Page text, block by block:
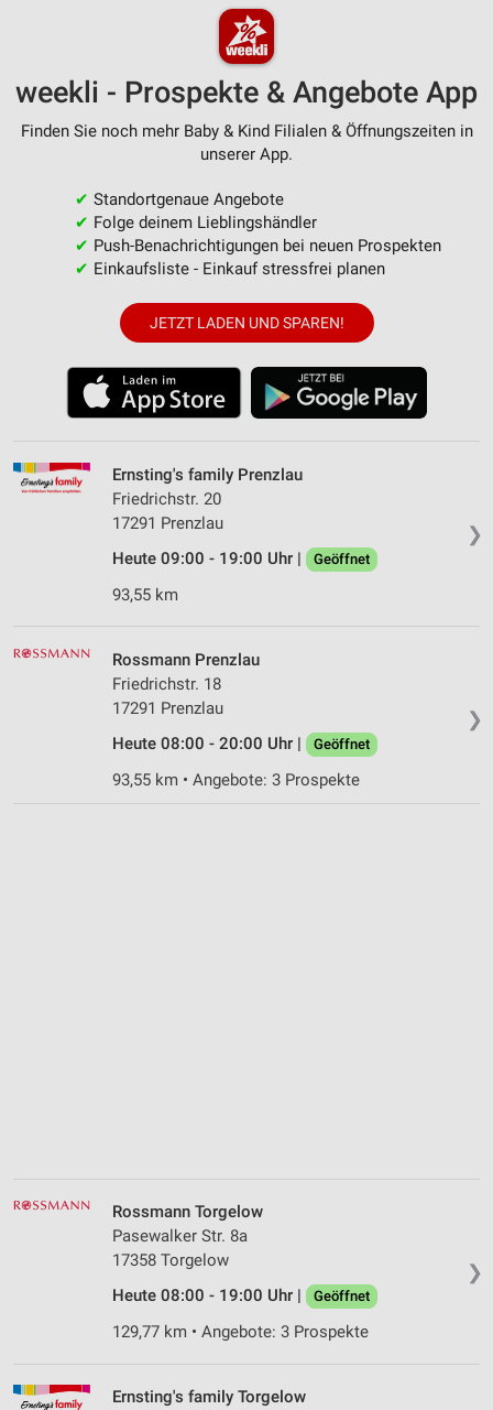
weekli - Prospekte & Angebote App
Finden Sie noch mehr Baby & Kind Filialen & Öffnungszeiten in
unserer App.
✔ Standortgenaue Angebote
✔ Folge deinem Lieblingshändler
✔ Push-Benachrichtigungen bei neuen Prospekten
✔ Einkaufsliste - Einkauf stressfrei planen
JETZT LADEN UND SPAREN!
❯
Ernsting's family Prenzlau
Friedrichstr. 20
17291 Prenzlau
Heute 09:00 - 19:00 Uhr |
Geöffnet
93,55 km
❯
Rossmann Prenzlau
Friedrichstr. 18
17291 Prenzlau
Heute 08:00 - 20:00 Uhr |
Geöffnet
93,55 km • Angebote: 3 Prospekte
❯
Rossmann Torgelow
Pasewalker Str. 8a
17358 Torgelow
Heute 08:00 - 19:00 Uhr |
Geöffnet
129,77 km • Angebote: 3 Prospekte
Ernsting's family Torgelow